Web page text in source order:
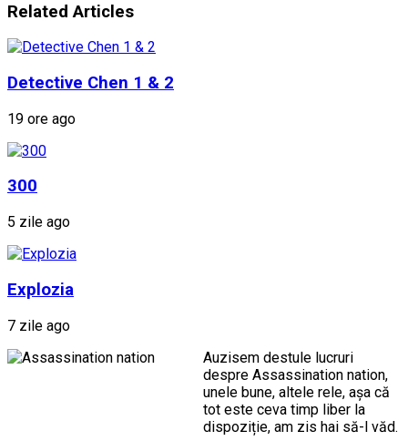
Related Articles
Detective Chen 1 & 2
19 ore ago
300
5 zile ago
Explozia
7 zile ago
Auzisem destule lucruri
despre Assassination nation,
unele bune, altele rele, așa că
tot este ceva timp liber la
dispoziție, am zis hai să-l văd.